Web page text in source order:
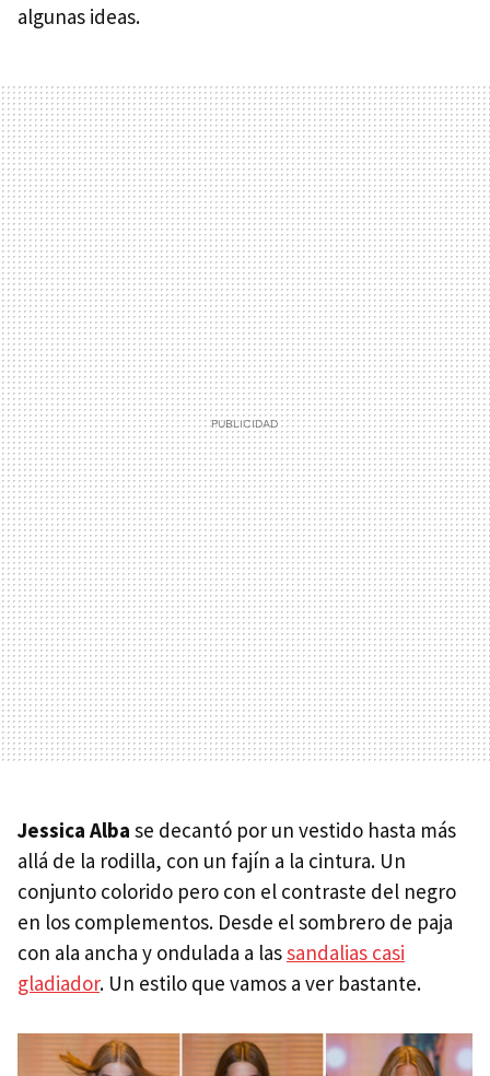
algunas ideas.
Jessica Alba se decantó por un vestido hasta más
allá de la rodilla, con un fajín a la cintura. Un
conjunto colorido pero con el contraste del negro
en los complementos. Desde el sombrero de paja
con ala ancha y ondulada a lassandalias casi
gladiador. Un estilo que vamos a ver bastante.